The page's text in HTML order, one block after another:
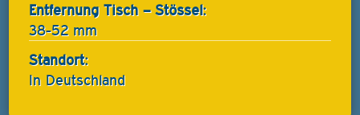
Entfernung Tisch – Stössel:
38-52 mm
Standort:
In Deutschland